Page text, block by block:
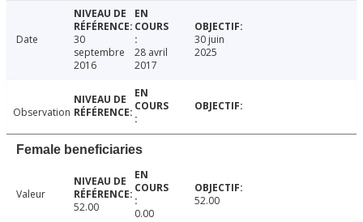
Date
30
septembre
2016
28 avril
2017
30 juin
2025
Observation
Female beneficiaries
Valeur
52.00
0.00
52.00